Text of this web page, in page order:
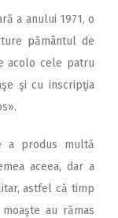
a anului 1971, o
pământul de
acolo cele patru
şi cu inscripţia
a produs multă
aceea, dar a
astfel că timp
au rămas